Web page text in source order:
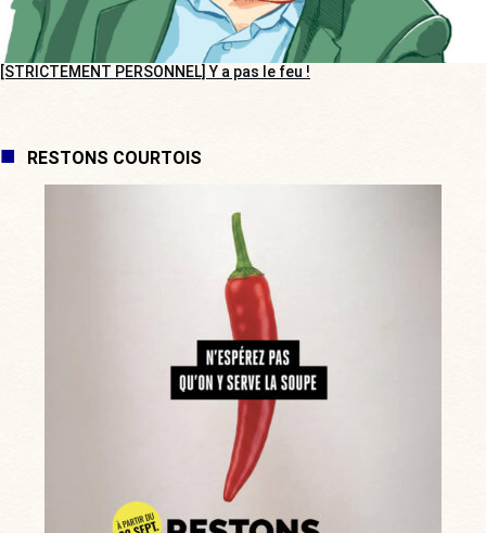
[STRICTEMENT PERSONNEL] Y a pas le feu !
RESTONS COURTOIS